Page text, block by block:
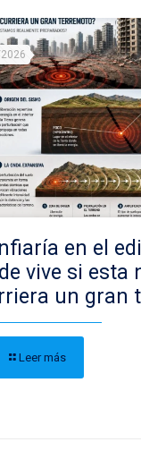
en el
vive si esta
un gran
Leer más